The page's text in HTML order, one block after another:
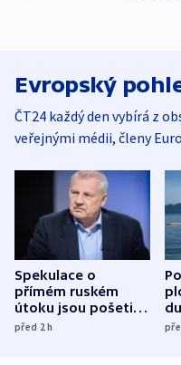
Evropský
ČT24 každý den vybírá z
veřejnými médii, členy
Spekulace o
přímém ruském
útoku jsou pošetilé,
míní estonský
před 2h